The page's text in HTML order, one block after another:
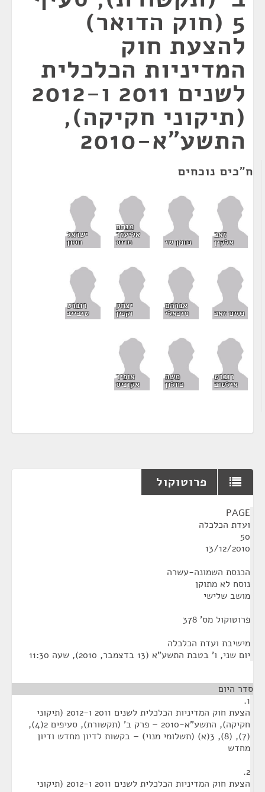
5 (חוק הדואר)
להצעת חוק
המדיניות הכלכלית
לשנים 2011 ו-2012
(תיקוני חקיקה),
התשע"א-2010
ח"כים נוכחים
זאב
אלקין נחמן שי
מנחם
אליעזר
מוזס
ישראל
חסון
נסים זאב
אברהם
מיכאלי
יצחק
וקנין
רוברט
טיבייב
רוברט
אילטוב
משה
כחלון
אופיר
אקוניס
פרוטוקול
PAGE
ועדת הכלכלה
50
13/12/2010
הכנסת השמונה-עשרה
נוסח לא מתוקן
מושב שלישי
פרוטוקול מס' 378
מישיבת ועדת הכלכלה
‏יום שני, ו' בטבת התשע"א (‏13 בדצמבר, 2010), שעה 11:30
סדר היום
1.
הצעת חוק המדיניות הכלכלית לשנים 2011 ו-2012 (תיקוני
חקיקה), התשע"א-2010 – פרק ב' (תקשורת), סעיפים 2(4),
(7), (8), 3(א) (תשלומי מנוי) – בקשות לדיון מחדש ודיון
מחדש
2.
הצעת חוק המדיניות הכלכלית לשנים 2011 ו-2012 (תיקוני